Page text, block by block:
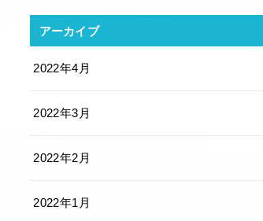
アーカイブ
2022年4月
2022年3月
2022年2月
2022年1月